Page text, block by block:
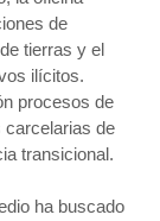
de
tierras y el
ilícitos.
procesos de
carcelarias de
transicional.
ha buscado